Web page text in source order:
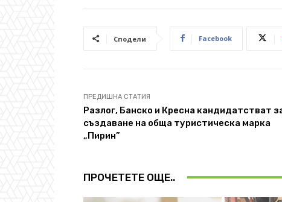
Сподели Facebook
ПРЕДИШНА СТАТИЯ
Разлог, Банско и Кресна кандидатстват
създаване на обща туристическа марка
„Пирин”
ПРОЧЕТЕТЕ ОЩЕ..